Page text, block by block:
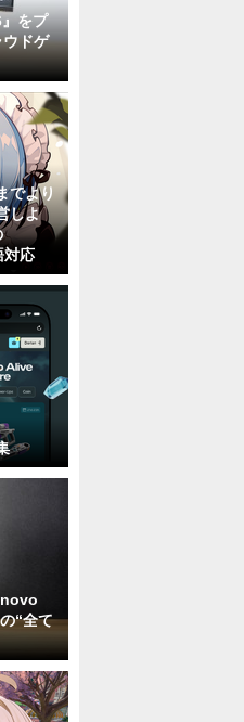
をプ
ドゲ
でより
しよ
対応
“全て